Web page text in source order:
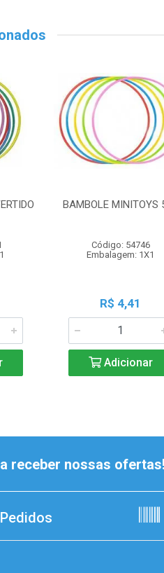
BAMBOLE MINITOYS
Código: 54746
Embalagem: 1X1
R$ 4,41
Adicionar
receber nossas ofertas!